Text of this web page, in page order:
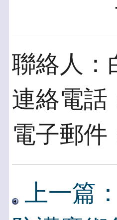
聯絡人：
連絡電話
電子郵件
上一篇